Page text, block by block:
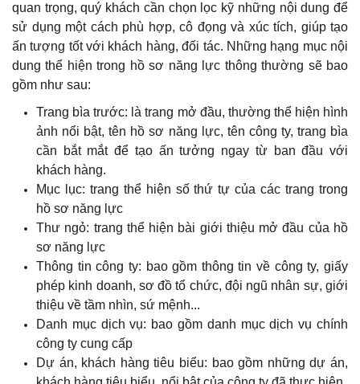
quan trọng, quý khách cần chọn lọc kỹ những nội dung để
sử dụng một cách phù hợp, cô đọng và xúc tích, giúp tạo
ấn tượng tốt với khách hàng, đối tác. Những hạng mục nội
dung thể hiện trong hồ sơ năng lực thông thường sẽ bao
gồm như sau:
Trang bìa trước: là trang mở đầu, thường thể hiện hình
ảnh nổi bật, tên hồ sơ năng lực, tên công ty, trang bìa
cần bắt mắt để tạo ấn tưởng ngay từ ban đầu với
khách hàng.
Mục lục: trang thể hiện số thứ tự của các trang trong
hồ sơ năng lực
Thư ngỏ: trang thể hiện bài giới thiệu mở đầu của hồ
sơ năng lực
Thông tin công ty: bao gồm thông tin về công ty, giấy
phép kinh doanh, sơ đồ tổ chức, đội ngũ nhân sự, giới
thiệu về tầm nhìn, sứ mệnh...
Danh mục dịch vụ: bao gồm danh mục dịch vụ chính
công ty cung cấp
Dự án, khách hàng tiêu biểu: bao gồm những dự án,